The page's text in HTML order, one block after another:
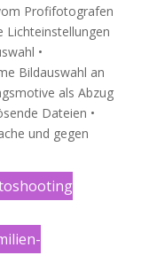
Profifotografen
Lichteinstellungen
•
Bildauswahl an
als Abzug
Dateien •
und gegen